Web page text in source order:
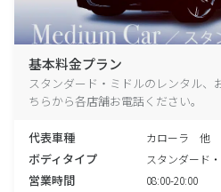
基本料金プラン
スタンダード・ミドルのレンタル、
ちらから各店舗お電話ください。
代表車種 カローラ 他
ボディタイプ スタンダード
営業時間 08:00-20:00